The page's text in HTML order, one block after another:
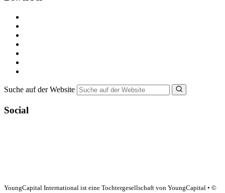
Suche auf der Website
Social
YoungCapital International ist eine Tochtergesellschaft von YoungCapital • ©